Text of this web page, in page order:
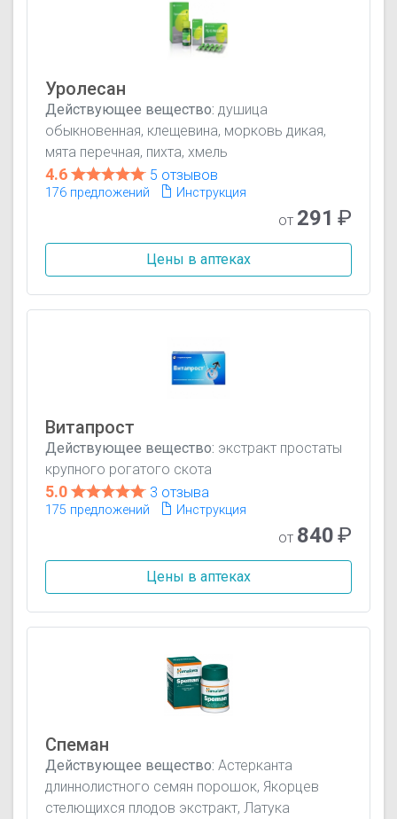
Уролесан
Действующее вещество: душица
обыкновенная, клещевина, морковь дикая,
мята перечная, пихта, хмель
4.6 5 отзывов
176 предложений Инструкция
от 291 ₽
Цены в аптеках
Витапрост
Действующее вещество: экстракт простаты
крупного рогатого скота
5.0 3 отзыва
175 предложений Инструкция
от 840₽
Цены в аптеках
Спеман
Действующее вещество: Астерканта
длиннолистного семян порошок, Якорцев
стелющихся плодов экстракт, Латука